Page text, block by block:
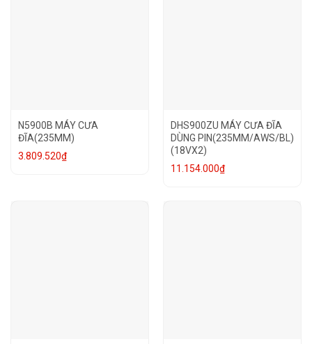
N5900B MÁY CƯA
ĐĨA(235MM)
3.809.520₫
DHS900ZU MÁY CƯA ĐĨA
DÙNG PIN(235MM/AWS/BL)
(18VX2)
11.154.000₫